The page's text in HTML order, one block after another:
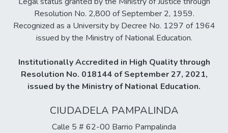
Resolution No. 2,800 of September 2, 1959.
Recognized as a University by Decree No. 1297 of 1964
issued by the Ministry of National Education.
Institutionally Accredited in High Quality through
Resolution No. 018144 of September 27, 2021,
issued by the Ministry of National Education.
CIUDADELA PAMPALINDA
Calle 5 # 62-00 Barrio Pampalinda